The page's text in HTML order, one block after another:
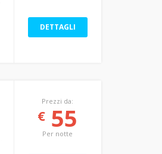
DETTAGLI
Prezzi da:
€ 55
Per notte